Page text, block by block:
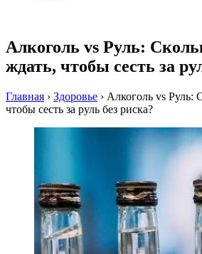
Алкоголь vs Руль:
ждать, чтобы сесть за
Главная › Здоровье › Алкоголь vs Руль:
чтобы сесть за руль без риска?